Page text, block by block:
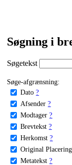
Søgning i
Søgetekst
Søge-afgrænsning:
Dato ?
Afsender ?
Modtager ?
Brevtekst ?
Herkomst ?
Original Placering
Metatekst ?